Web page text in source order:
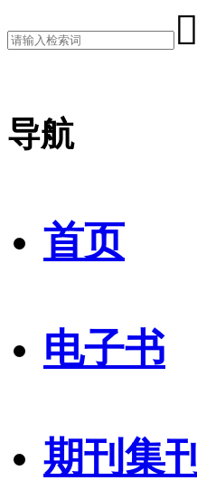

导航
首页
电子书
期刊集刊